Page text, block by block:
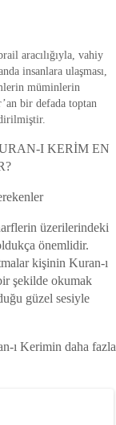
aracılığıyla, vahiy
insanlara ulaşması,
müminlerin
bir defada toptan
I KERİM EN
üzerilerindeki
önemlidir.
kişinin Kuran-ı
şekilde okumak
güzel sesiyle
ı Kerimin daha fazla